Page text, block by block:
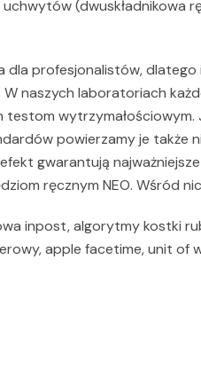
(dwuskładnikowa
dla profesjonalistów, dlatego
naszych laboratoriach
testom
powierzamy je także
gwarantują
ręcznym NEO. Wśród
inpost, algorytmy kostki
apple facetime, unit of